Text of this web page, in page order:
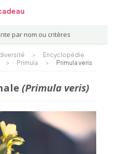
par nom ou critères
>
Encyclopédie
> Primula > Primula veris
(Primula veris)